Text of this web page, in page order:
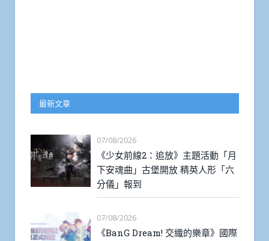
最新文章
07/08/2026
《少女前線2：追放》主題活動「月
下安魂曲」古堡開放 精英人形「六
分儀」報到
07/08/2026
《BanG Dream! 交織的樂章》國際